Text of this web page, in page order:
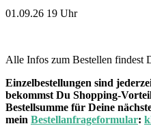
01.09.26 19 Uhr
Alle Infos zum Bestellen findest
Einzelbestellungen sind
bekommst Du Shopping-
Bestellsumme für Deine
mein Bestellanfrageformular: